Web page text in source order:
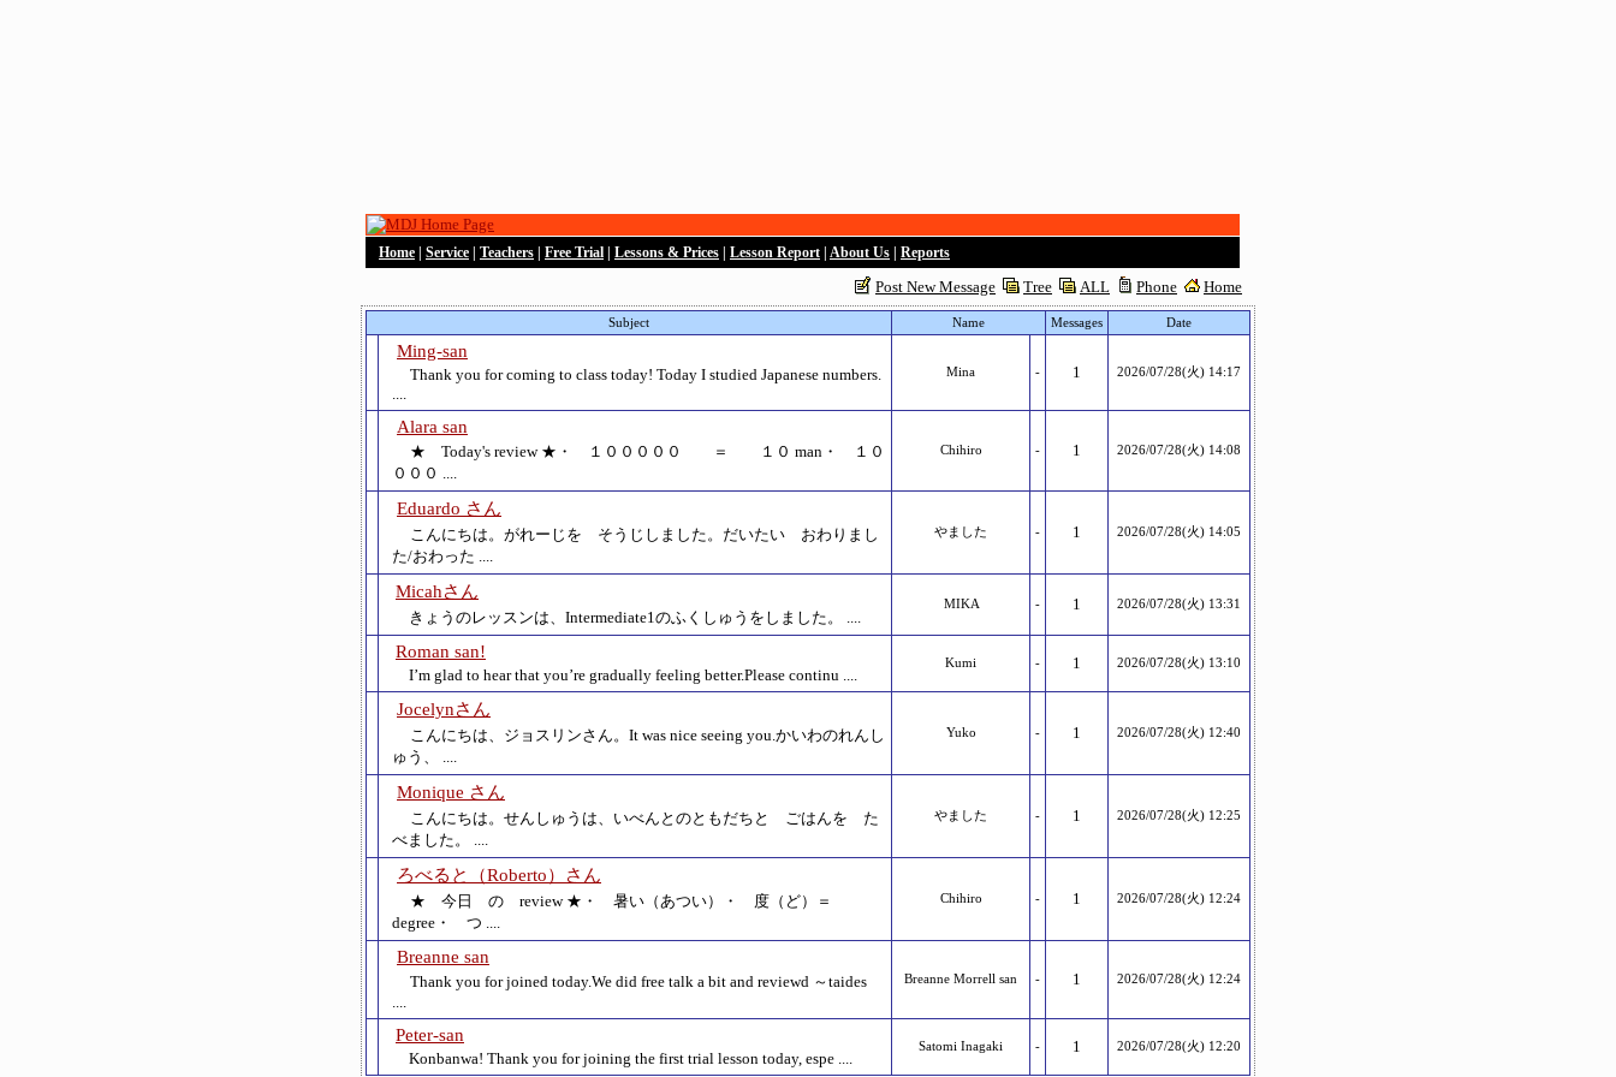
Home Service Teachers Free Trial Lessons & Prices Lesson Report About Us Reports
Post New Message Tree ALL Phone Home
Subject Name Messages Date
Ming-san
Thank you for coming to class today! Today I studied Japanese numbers.
....
Mina - 1 2026/07/28(火) 14:17
Alara san
★ Today's review ★・ １０００００ ＝ １０ man・ １０
０００ ....
Chihiro - 1 2026/07/28(火) 14:08
Eduardo さん
こんにちは。がれーじを そうじしました。だいたい おわりまし
た/おわった ....
やました - 1 2026/07/28(火) 14:05
Micahさん
きょうのレッスンは、Intermediate1のふくしゅうをしました。 ....
MIKA - 1 2026/07/28(火) 13:31
Roman san!
I’m glad to hear that you’re gradually feeling better.Please continu ....
Kumi - 1 2026/07/28(火) 13:10
Jocelynさん
こんにちは、ジョスリンさん。It was nice seeing you.かいわのれんし
ゅう、 ....
Yuko - 1 2026/07/28(火) 12:40
Monique さん
こんにちは。せんしゅうは、いべんとのともだちと ごはんを た
べました。 ....
やました - 1 2026/07/28(火) 12:25
ろべると（Roberto）さん
★ 今日 の review ★・ 暑い（あつい）・ 度（ど）＝
degree・ つ ....
Chihiro - 1 2026/07/28(火) 12:24
Breanne san
Thank you for joined today.We did free talk a bit and reviewd ～taides
....
Breanne Morrell san - 1 2026/07/28(火) 12:24
Peter-san
Konbanwa! Thank you for joining the first trial lesson today, espe ....
Satomi Inagaki - 1 2026/07/28(火) 12:20